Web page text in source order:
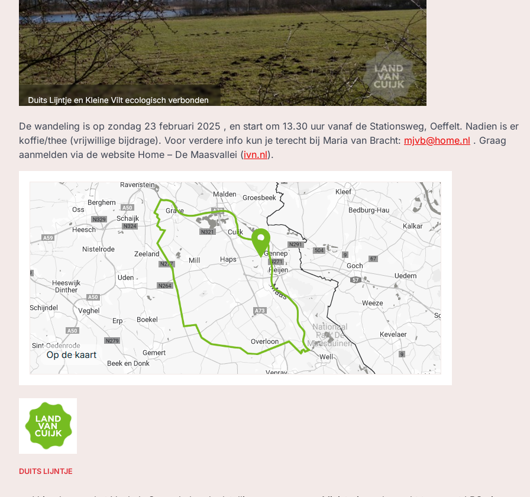
De wandeling is op zondag 23 februari 2025 , en start om 13.30 uur vanaf de Stationsweg, Oeffelt. Nadien is er
koffie/thee (vrijwillige bijdrage). Voor verdere info kun je terecht bij Maria van Bracht: mjvb@home.nl . Graag
aanmelden via de website Home – De Maasvallei (ivn.nl).
DUITS LIJNTJE